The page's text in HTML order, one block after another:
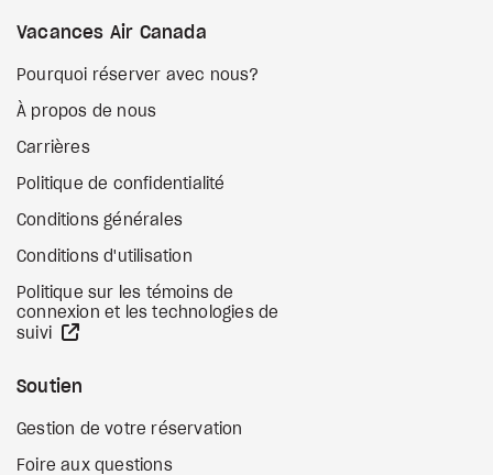
Vacances Air Canada
Pourquoi réserver avec nous?
À propos de nous
Carrières
Politique de confidentialité
Conditions générales
Conditions d'utilisation
Politique sur les témoins de
connexion et les technologies de
suivi
Soutien
Gestion de votre réservation
Foire aux questions